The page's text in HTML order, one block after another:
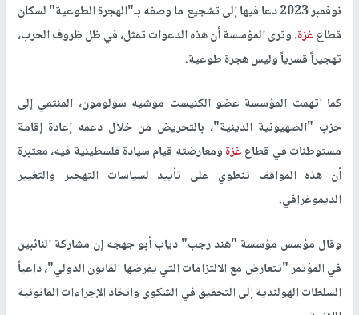
نوفمبر 2023 دعا فيها إلى تشجيع ما وصفه بـ"الهجرة الطوعية" لسكان
قطاعغزة. وترى المؤسسة أن هذه الدعوات تمثل، في ظل ظروف الحرب،
تهجيراً قسرياً وليس هجرة طوعية.
كما اتهمت المؤسسة عضو الكنيست موشيه سولومون، المنتمي إلى
حزب "الصهيونية الدينية"، بالتحريض من خلال دعمه إعادة إقامة
مستوطنات في قطاعغزةومعارضته قيام سيادة فلسطينية فيه، معتبرة
أن هذه المواقف تنطوي على تأييد لسياسات التهجير والتغيير
الديموغرافي.
وقال مؤسس مؤسسة "هند رجب" دياب أبو جهجه إن مشاركة النائبين
في المؤتمر "تتعارض مع الالتزامات التي يفرضها القانون الدولي"، داعياً
السلطات الهولندية إلى التحقيق في الشكوى واتخاذ الإجراءات القانونية